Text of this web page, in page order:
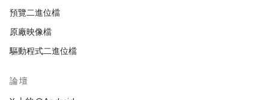
預覽二進位檔
原廠映像檔
驅動程式二進位檔
論壇